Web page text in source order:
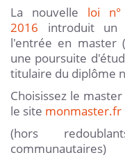
La nouvelle loi
2016 introduit un
l'entrée en master
une poursuite
titulaire du diplôme
Choisissez le
le site monmaster.fr
(hors
communautaires)